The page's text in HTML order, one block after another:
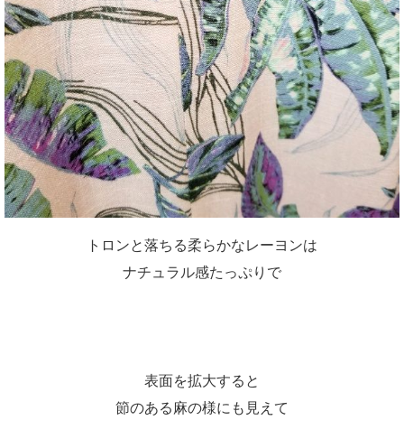
トロンと落ちる柔らかなレーヨンは
ナチュラル感たっぷりで
表面を拡大すると
節のある麻の様にも見えて